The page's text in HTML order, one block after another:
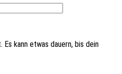
kann etwas dauern, bis dein